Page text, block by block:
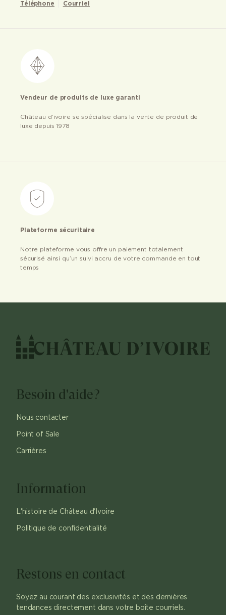
Téléphone Courriel
Vendeur de produits de luxe garanti
Château d’ivoire se spécialise dans la vente de produit de
luxe depuis 1978
Plateforme sécuritaire
Notre plateforme vous offre un paiement totalement
sécurisé ainsi qu’un suivi accru de votre commande en tout
temps
Besoin d'aide?
Nous contacter
Point of Sale
Carrières
Information
L'histoire de Château d'Ivoire
Politique de confidentialité
Restons en contact
Soyez au courant des exclusivités et des dernières
tendances directement dans votre boîte courriels.